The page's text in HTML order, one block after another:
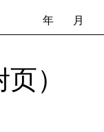
年 月
）